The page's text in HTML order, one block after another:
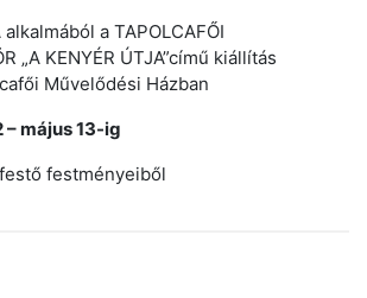
alkalmából a TAPOLCAFŐI
„A KENYÉR ÚTJA”című kiállítás
Művelődési Házban
– május 13-ig
festményeiből